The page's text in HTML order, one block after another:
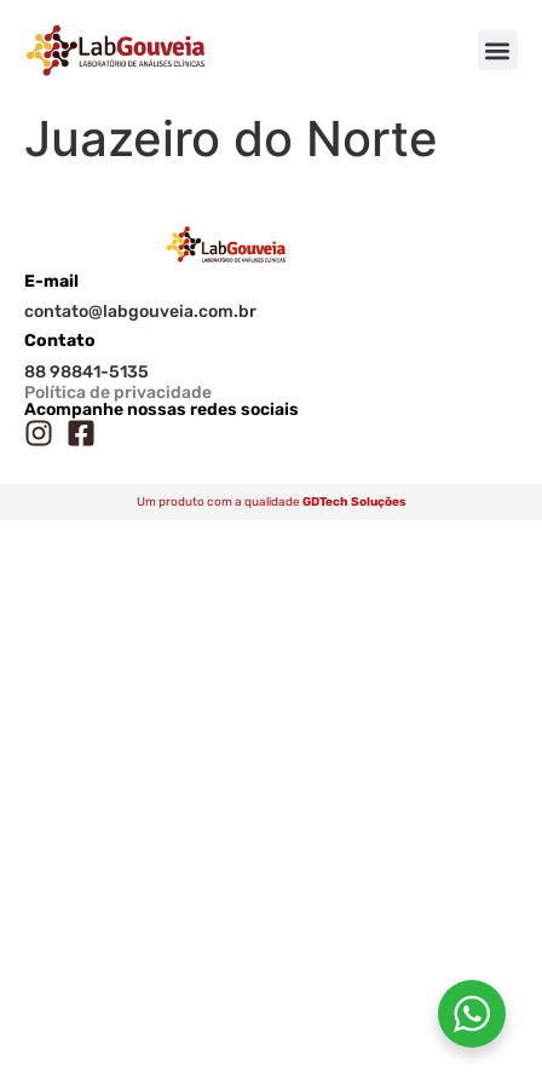
Juazeiro do Norte
E-mail
contato@labgouveia.com.br
Contato
88 98841-5135
Política de privacidade
Acompanhe nossas redes sociais
Um produto com a qualidade GDTech Soluções